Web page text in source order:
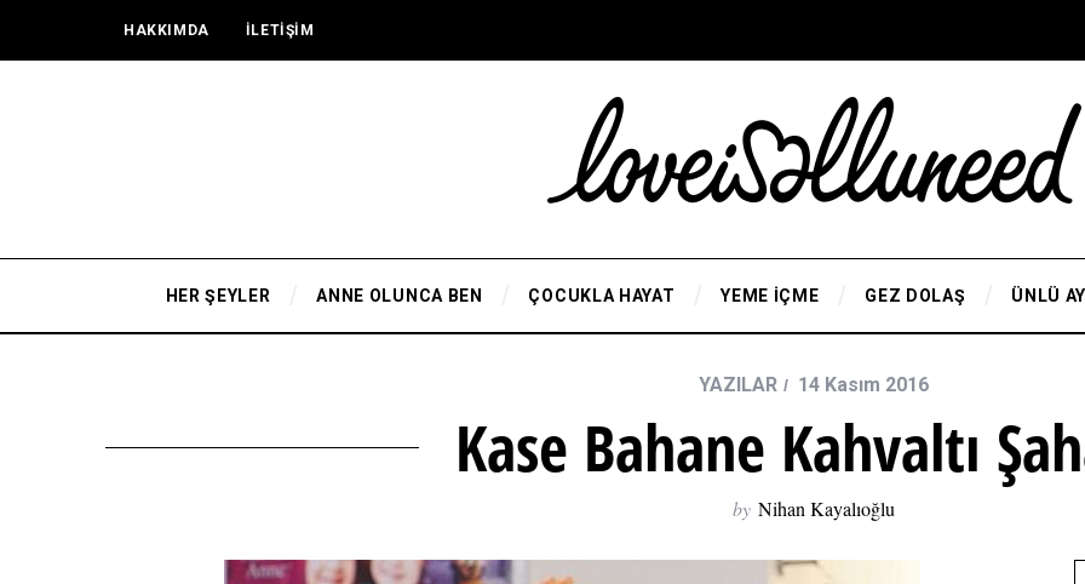
HAKKIMDA İLETİŞİM
HER ŞEYLER ANNE OLUNCA BEN ÇOCUKLA HAYAT YEME İÇME GEZ DOLAŞ ÜNLÜ
YAZILAR 14 Kasım 2016
Kase Bahane Kahvaltı
by Nihan Kayalıoğlu